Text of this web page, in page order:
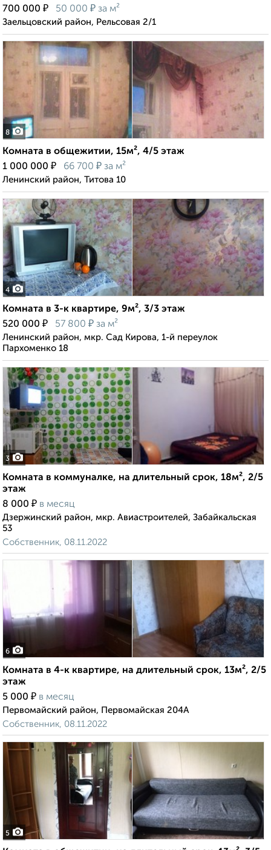
700 000 ₽ 50 000 ₽ за м²
Заельцовский район, Рельсовая 2/1
8
Комната в общежитии, 15м², 4/5 этаж
1 000 000 ₽ 66 700 ₽ за м²
Ленинский район, Титова 10
4
Комната в 3-к квартире, 9м², 3/3 этаж
520 000 ₽ 57 800 ₽ за м²
Ленинский район, мкр. Сад Кирова, 1-й переулок
Пархоменко 18
3
Комната в коммуналке, на длительный срок, 18м², 2/5
этаж
8 000 ₽ в месяц
Дзержинский район, мкр. Авиастроителей, Забайкальская
53
Собственник, 08.11.2022
6
Комната в 4-к квартире, на длительный срок, 13м², 2/5
этаж
5 000 ₽ в месяц
Первомайский район, Первомайская 204А
Собственник, 08.11.2022
5